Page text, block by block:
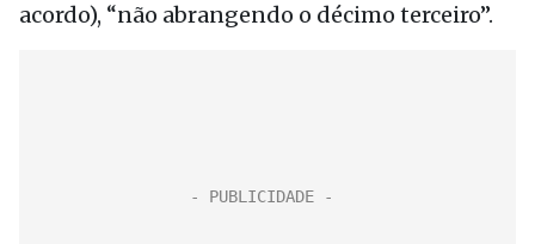
acordo), “não abrangendo o décimo terceiro”.